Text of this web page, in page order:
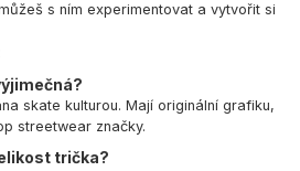
s ním experimentovat a vytvořit si
skate kulturou. Mají originální grafiku,
streetwear značky.
trička?